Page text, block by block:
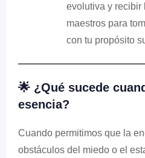
evolutiva y recibir
maestros para
con tu propósito
🌟 ¿Qué sucede
esencia?
Cuando permitimos que la
obstáculos del miedo o el